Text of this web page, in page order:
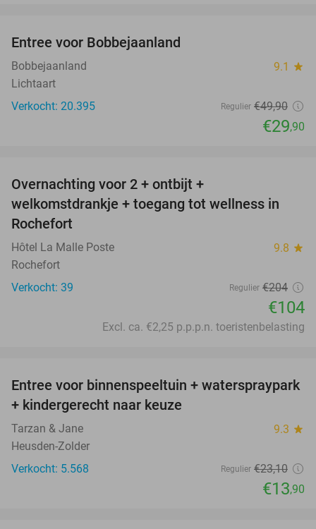
Entree voor Bobbejaanland
Bobbejaanland 9.1 star
Lichtaart
Verkocht: 20.395
Regulier €49,90
€29,90
Overnachting voor 2 + ontbijt +
welkomstdrankje + toegang tot wellness in
Rochefort
Hôtel La Malle Poste 9.8 star
Rochefort
Verkocht: 39
Regulier €204
€104
Excl. ca. €2,25 p.p.p.n. toeristenbelasting
40%
Entree voor binnenspeeltuin + waterspraypark
+ kindergerecht naar keuze
Tarzan & Jane 9.3 star
Heusden-Zolder
Verkocht: 5.568
Regulier €23,10
€13,90